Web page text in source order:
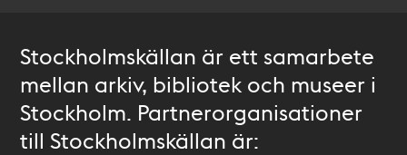
Stockholmskällan är ett samarbete
mellan arkiv, bibliotek och museer i
Stockholm. Partnerorganisationer
till Stockholmskällan är: